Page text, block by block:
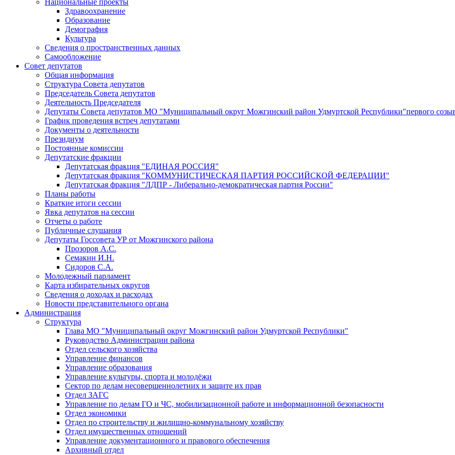
Здравоохранение
Образование
Демография
Культура
Сведения о пространственных данных
Самообложение
Совет депутатов
Общая информация
Структура Совета депутатов
Председатель Совета депутатов
Деятельность Председателя
Депутаты Совета депутатов МО "Муниципальный округ Можгинский район Удмуртской Республики"первого
График проведения встреч депутатами
Документы о деятельности
Президиум
Постоянные комиссии
Депутатские фракции
Депутатская фракция "ЕДИНАЯ РОССИЯ"
Депутатская фракция "КОММУНИСТИЧЕСКАЯ ПАРТИЯ РОССИЙСКОЙ ФЕДЕРАЦИИ"
Депутатская фракция "ЛДПР - Либерально-демократическая партия России"
Планы работы
Краткие итоги сессии
Явка депутатов на сессии
Отчеты о работе
Публичные слушания
Депутаты Госсовета УР от Можгинского района
Прозоров А.С.
Семакин И.Н.
Сидоров С.А.
Молодежный парламент
Карта избирательных округов
Сведения о доходах и расходах
Новости представительного органа
Администрация
Структура
Глава МО "Муниципальный округ Можгинский район Удмуртской Республики"
Руководство Администрации района
Отдел сельского хозяйства
Управление финансов
Управление образования
Управление культуры, спорта и молодёжи
Сектор по делам несовершеннолетних и защите их прав
Отдел ЗАГС
Управление по делам ГО и ЧС, мобилизационной работе и информационной безопасности
Отдел экономики
Отдел по строительству и жилищно-коммунальному хозяйству
Отдел имущественных отношений
Управление документационного и правового обеспечения
Архивный отдел